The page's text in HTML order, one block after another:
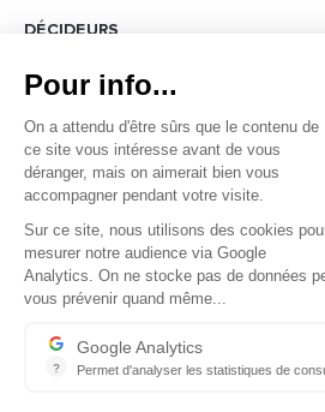
DÉCIDEURS
Quels sont les décideurs qui font
politique des pays du pourtour de la
Copyright © 2026 - Tous droits
Qui sommes-nous ?
Contact
Mentions légales
Pour info...
On a attendu d'être sûrs que le contenu de
ce site vous intéresse avant de vous
déranger, mais on aimerait bien vous
accompagner pendant votre visite.
Sur ce site, nous utilisons des cookies
mesurer notre audience via Google
Analytics. On ne stocke pas de données
vous prévenir quand même...
?
Google Analytics
Permet d'analyser les statistiques de